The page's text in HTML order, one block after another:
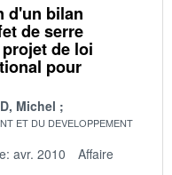
d'un bilan
de serre
de loi
pour
Michel
ET DU DEVELOPPEMENT
avr. 2010
Affaire